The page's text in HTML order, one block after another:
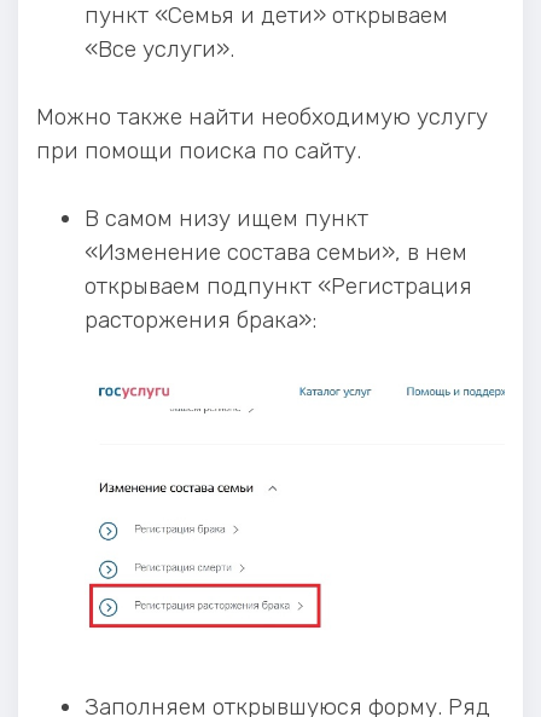
пункт «Семья и дети» открываем
«Все услуги».
Можно также найти необходимую услугу
при помощи поиска по сайту.
В самом низу ищем пункт
«Изменение состава семьи», в нем
открываем подпункт «Регистрация
расторжения брака»:
Заполняем открывшуюся форму. Ряд